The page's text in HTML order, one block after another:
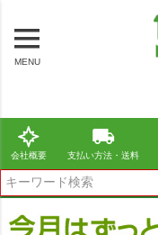
MENU
会社概要 支払い方法・送料